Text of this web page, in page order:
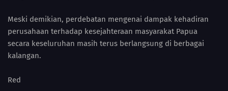
Meski demikian, perdebatan mengenai dampak kehadiran
perusahaan terhadap kesejahteraan masyarakat Papua
secara keseluruhan masih terus berlangsung di berbagai
kalangan.
Red